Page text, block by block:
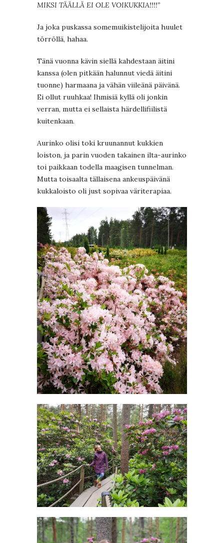
MIKSI TÄÄLLÄ EI OLE VOIKUKKIA!!!!”
Ja joka puskassa somemuikistelijoita huulet
törröllä, hahaa.
Tänä vuonna kävin siellä kahdestaan äitini
kanssa (olen pitkään halunnut viedä äitini
tuonne) harmaana ja vähän viileänä päivänä.
Ei ollut ruuhkaa! Ihmisiä kyllä oli jonkin
verran, mutta ei sellaista härdellifiilistä
kuitenkaan.
Aurinko olisi toki kruunannut kukkien
loiston, ja parin vuoden takainen ilta-aurinko
toi paikkaan todella maagisen tunnelman.
Mutta toisaalta tällaisena ankeuspäivänä
kukkaloisto oli just sopivaa väriterapiaa.